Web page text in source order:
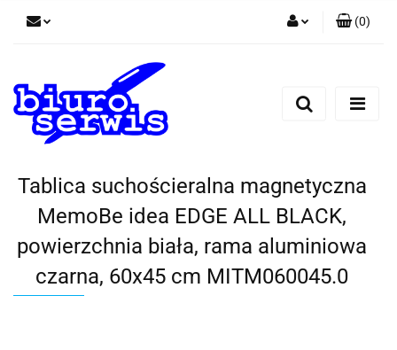
Zarejestruj się
(0)
Tablica suchościeralna magnetyczna
MemoBe idea EDGE ALL BLACK,
powierzchnia biała, rama aluminiowa
czarna, 60x45 cm MITM060045.0